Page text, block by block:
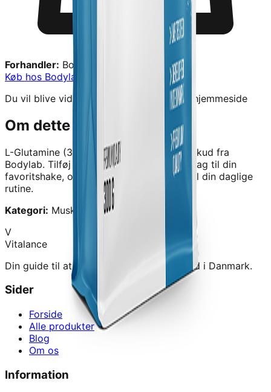
Forhandler: Bodylab
Køb hos Bodylab
Du vil blive videresendt til forhandlerens hjemmeside
Om dette produkt
L-Glutamine (300 g)
er et kvalitetskosttilskud fra
Bodylab. Tilføj nemt L-Glutamine uden smag til din
favoritshake, og fø en ekstra aminosyre til din daglige
rutine.
Kategori: Muskelopbygning › Aminosyrer
V
Vitalance
Din guide til at finde de bedste kosttilskud i Danmark.
Sider
Forside
Alle produkter
Blog
Om os
Information